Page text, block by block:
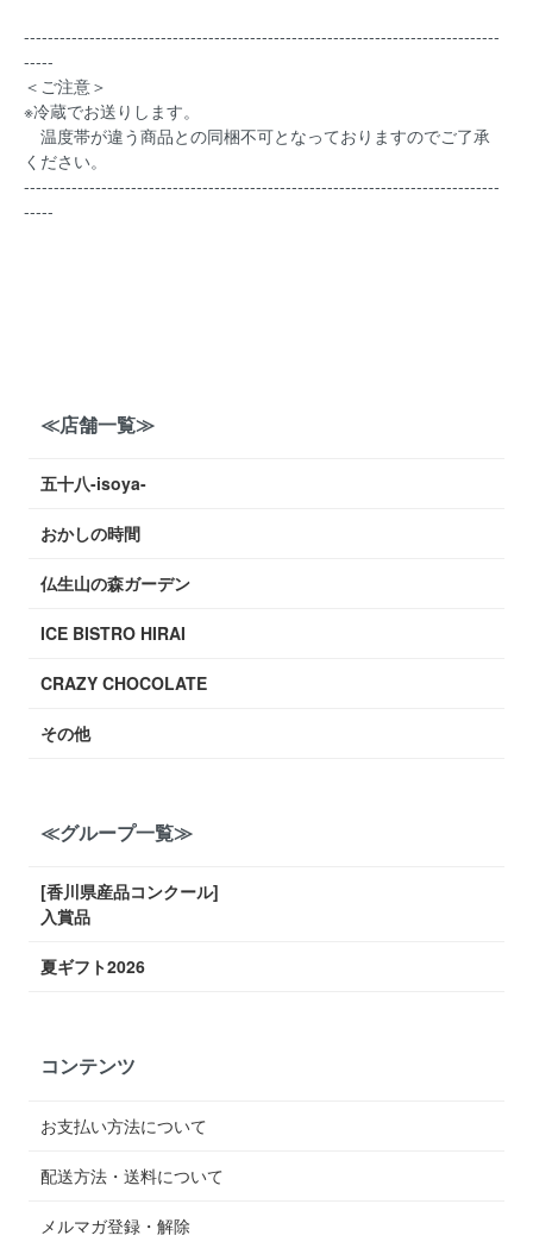
--------------------------------------------------------------------------------
-----
＜ご注意＞
※冷蔵でお送りします。
温度帯が違う商品との同梱不可となっておりますのでご了承
ください。
--------------------------------------------------------------------------------
-----
≪店舗一覧≫
五十八-isoya-
おかしの時間
仏生山の森ガーデン
ICE BISTRO HIRAI
CRAZY CHOCOLATE
その他
≪グループ一覧≫
[香川県産品コンクール]
入賞品
夏ギフト2026
コンテンツ
お支払い方法について
配送方法・送料について
メルマガ登録・解除